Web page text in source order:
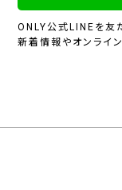
ONLY公式LINEを友
新着情報やオンライ